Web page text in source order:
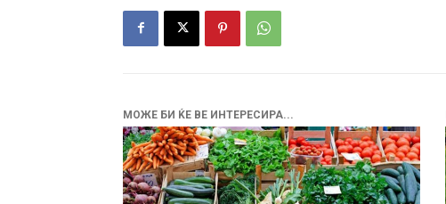
МОЖЕ БИ ЌЕ ВЕ ИНТЕРЕСИРА...